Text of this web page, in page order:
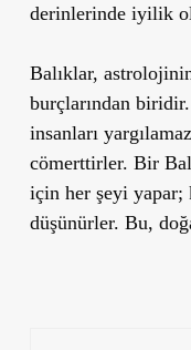
derinlerinde iyilik
Balıklar,
burçlarından biridir.
insanları
cömerttirler. Bir
için her şeyi yapar;
düşünürler. Bu,